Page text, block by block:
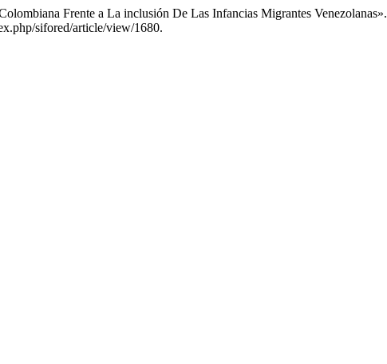
Frente a La inclusión De Las Infancias Migrantes Venezolanas».
sifored/article/view/1680.